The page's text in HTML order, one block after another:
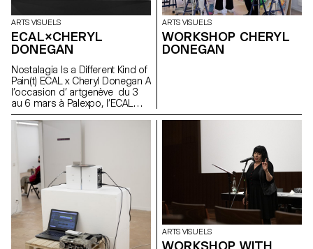
ARTS VISUELS
ECAL×CHERYL
DONEGAN
Nostalagia Is a Different Kind of
Pain(t) ECAL x Cheryl Donegan A
l’occasion d’ artgenève du 3
au 6 mars à Palexpo, l’ECAL
présente des projets
d’étudiant·e·s en Bachelor Arts
Visuels réalisés à l’occasion
américaine Cheryl Donegan .
Initié dans le cadre d'une
collaboration avec la Fondation
Art & Vie, dont la mission
s’articule autour du textile, cet
atelier avait pour objectif le
croisement entre les objets du
quotidien, la subversion des
ARTS VISUELS
WORKSHOP CHERYL
DONEGAN
ARTS VISUELS
WORKSHOP WITH